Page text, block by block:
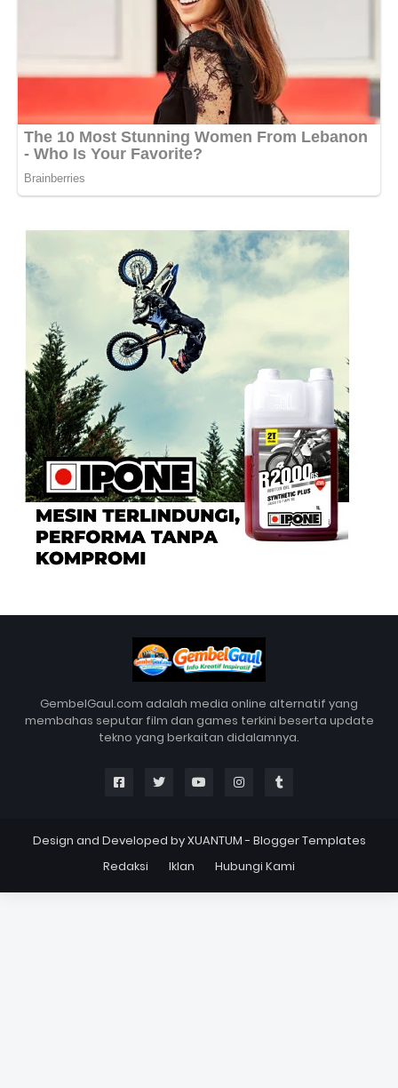
GembelGaul.com adalah media online alternatif yang
membahas seputar film dan games terkini beserta update
tekno yang berkaitan didalamnya.
Design and Developed byXUANTUM- Blogger Templates
Redaksi
Iklan Hubungi Kami